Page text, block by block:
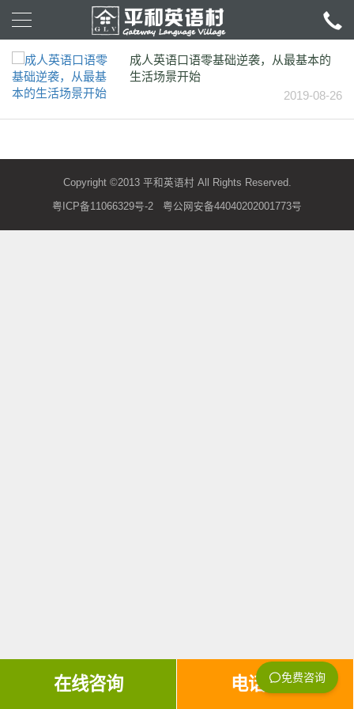
成人英语口语零基础逆袭，从最基本的
生活场景开始
2019-08-26
Copyright ©2013 平和英语村 All Rights Reserved.
粤ICP备11066329号-2 粤公网安备44040202001773号
在线咨询 电话咨询